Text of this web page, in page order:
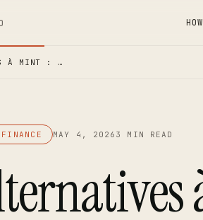
À MINT : …
MAY 4, 2026 3 MIN READ